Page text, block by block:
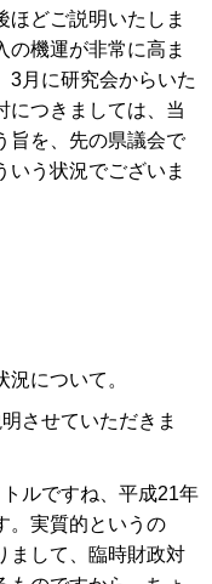
ほどご説明いたしま
の機運が非常に高ま
3月に研究会からいた
につきましては、当
旨を、先の県議会で
いう状況でございま
について。
させていただきま
ルですね、平成21年
。実質的というの
まして、臨時財政対